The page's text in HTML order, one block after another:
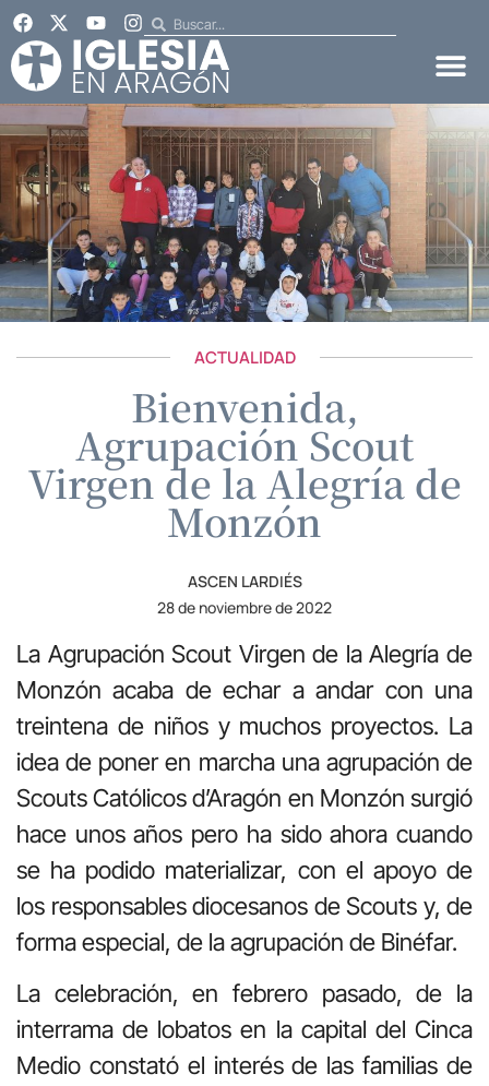
ACTUALIDAD
Bienvenida,
Agrupación Scout
Virgen de la Alegría de
Monzón
ASCEN LARDIÉS
28 de noviembre de 2022
La Agrupación Scout Virgen de la Alegría de
Monzón acaba de echar a andar con una
treintena de niños y muchos proyectos. La
idea de poner en marcha una agrupación de
Scouts Católicos d’Aragón en Monzón surgió
hace unos años pero ha sido ahora cuando
se ha podido materializar, con el apoyo de
los responsables diocesanos de Scouts y, de
forma especial, de la agrupación de Binéfar.
La celebración, en febrero pasado, de la
interrama de lobatos en la capital del Cinca
Medio constató el interés de las familias de